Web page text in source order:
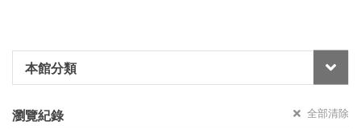
本館分類
瀏覽紀錄 全部清除